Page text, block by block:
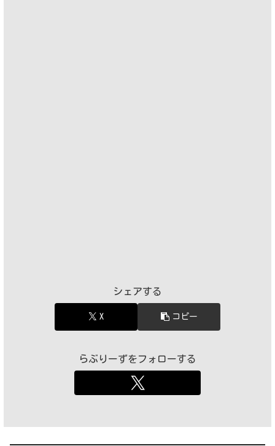
シェアする
X コピー
らぶりーずをフォローする